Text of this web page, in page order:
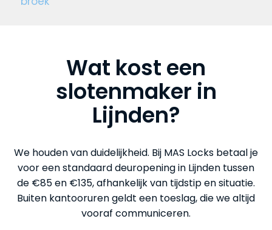
Wat kost een
slotenmaker in
Lijnden?
We houden van duidelijkheid. Bij MAS Locks betaal je
voor een standaard deuropening in Lijnden tussen
de €85 en €135, afhankelijk van tijdstip en situatie.
Buiten kantooruren geldt een toeslag, die we altijd
vooraf communiceren.